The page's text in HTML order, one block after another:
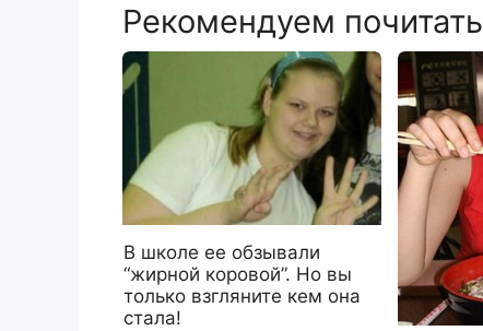
Рекомендуем почитать
В школе ее обзывали
“жирной коровой”. Но вы
только взгляните кем она
стала!